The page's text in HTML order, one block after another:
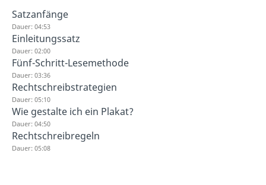
Satzanfänge
Dauer: 04:53
Einleitungssatz
Dauer: 02:00
Fünf-Schritt-Lesemethode
Dauer: 03:36
Rechtschreibstrategien
Dauer: 05:10
Wie gestalte ich ein Plakat?
Dauer: 04:50
Rechtschreibregeln
Dauer: 05:08